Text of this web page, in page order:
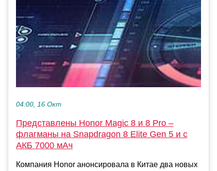
04:00, 16 Окт
Представлены Honor Magic 8 и 8 Pro –
флагманы на Snapdragon 8 Elite Gen 5 и с
АКБ 7000 мАч
Компания Honor анонсировала в Китае два новых